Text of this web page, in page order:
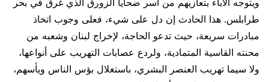
طرابلس. هذا الحادث إن دل على شيء، فعلى وجوب اتخاذ
مبادرات سريعة، حيث تدعو الحاجة، لإخراج لبنان وشعبه من
محنته القاسية المتمادية، ولردع عصابات التهريب على أنواعها،
ولا سيما تهريب العنصر البشري، باستغلال بؤس الناس ويأسهم،